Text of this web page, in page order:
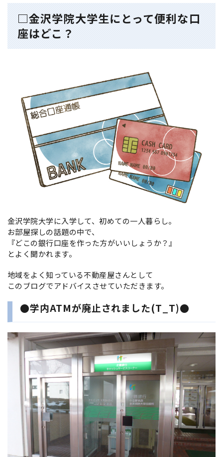
□金沢学院大学生にとって便利な口
座はどこ？
金沢学院大学に入学して、初めての一人暮らし。
お部屋探しの話題の中で、
『どこの銀行口座を作った方がいいしょうか？』
とよく聞かれます。
地域をよく知っている不動産屋さんとして
このブログでアドバイスさせていただきます。
●学内ATMが廃止されました(T_T)●